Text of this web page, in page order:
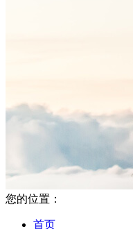
您的位置：
首页